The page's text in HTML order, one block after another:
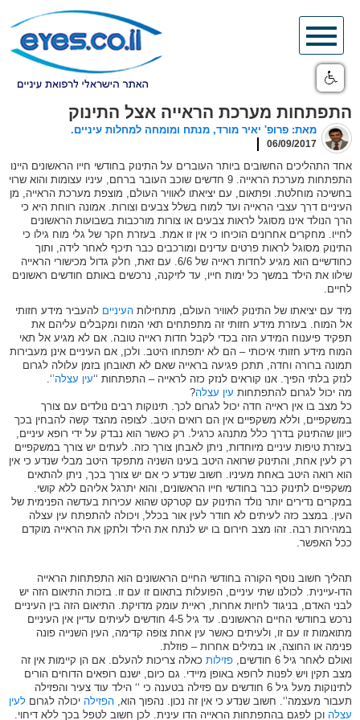
Skip
content
התפתחות מערכת הראייה אצל התינוק
מאת: פרופ' יאיר מורד, מנתח ומומחה למחלות עיניים.
06/09/2017
אחד התהליכים החשובים ביותר העוברים על התינוק בחודשי חייו הראשונים היינו
התפתחות מערכת הראייה. 9 חדשים שוכב העובר ברחם, עיניו עצומות והוא שרוי
בחשיכה מוחלטת. ופתאום, עם יציאתו לאוויר העולם, מוצפת מערכת הראייה, מן
העיניים דרך עצבי הראייה ועד למוח בשלל צבעים וצורות. אמונה רווחת היא כי
הרך הנולד אינו מסוגל לראות צבעים או צורות מורכבות בשבועות הראשונים
לחייו. מחקרים אחרונים הוכיחו כי אין זו אמת. בעזרת חקר של גלי מוח גילו כי
התינוק מסוגל לראות פרטים עדינים ומורכבים כבר תיכף לאחר לידה, ותוך
כחודשיים הוא מגיע לחדות ראייה של 6/6. עם זאת, חלק גדול מכישורי הראייה
שילוו את הילד במשך כל ימות חייו, עד לזיקנה, נרכשים באותם חודשים ראשונים
לחיים.
מיד עם יציאתו של התינוק לאוויר העולם, מתחילות העיניים להעביר מידע חזותי
אל המוח. בעזרת מידע חזותי זה מתפתחים תאי המוח ומקבלים עליהם את
תפקיד פיענוח המידע הזה בכדי לקבל חדות ראייה טובה. אם לא מגיע אל תאי
המוח מידע חזותי איכותי – הם לא יתפתחו היטב. ולכן, אם העיניים אינן מעבירות
תמונה ברורה וחדה, תתכן פגיעה בראייה שאם לא תאובחן בזמן עלולה לגרום
לנזק בלתי הפיך. אנו קוראים לנזק כזה לראייה – התפתחות ‘‘עין עצלה’‘.
מה יכול לגרום להתפתחות עין עצלה?
כל מצב בו אין ראייה חדה יכול לגרום לכך. תינוקות רבים נולדים עם צורך
במשקפיים, וללא משקפיים אין הם רואים היטב. לצופה מהצד קשה להבחין בכך
כיוון שהתינוק בדרך כלל מתנהג כרגיל. רק כאשר הוא נבדק על ידי רופא עיניים,
בעזרת טיפות עיניים מיוחדות, ניתן לאבחן צורך כזה. לעתים יש צורך במשקפיים
רק לעין אחת, והתינוק שרואה היטב בעינו השניה מתפקד היטב מבלי שנדע כי אין
הוא רואה היטב באחת מעיניו. חשוב שנדע כי אם יש צורך בכך, ניתן להתאים
משקפיים לתינוק כבר בחודשי חייו הראשונים, והוא יתרגל אליהם ללא קושי.
במקרים נדירים יותר נולד התינוק עם קטרקט שהוא עכירות בעדשה הפנימית של
העין. במצב כזה לעיתים לא חודר לעין אור בכלל, ויכולה להתפתח עין עצלה
במהירות רבה. זהו מצב חירום בו יש לנתח את הילד ולתקן את הראייה מוקדם
ככל האפשר.
תהליך חשוב נוסף הקורה בחודשי החיים הראשונים הוא התפתחות הראייה
הדו-עיינית. לכולנו שתי עיניים, הפועלות בתאום זו עם זו. בזכות התיאום הזה יש
לבני האדם, בניגוד לחיות אחרות, ראיית עומק מדויקת. התיאום הזה בין העיניים
נרכש בחודשי החיים הראשונים. עד גיל 4-5 חודשים לעיתים עדיין אין העיניים
מתואמות זו עם זו, ולעיתים כאשר עין אחת צופה קדימה, העין השנייה פונה
פנימה או החוצה, או במילים אחרות – פוזלת.
ואולם לאחר גיל 6 חודשים,
פזילות כאלה צריכות להעלם. אם הן קיימות אין זה
מצב תקין ויש לפנות לרופא באופן מיידי. גם כיום, ישנם רופאים הדוחים הורים
לתינוקות מעל גיל 6 חודשים עם פזילה בטענה כי ‘‘ הילד עוד צעיר והפזילה
תעבור מעצמה’‘. חשוב שנדע כי אין זה נכון. נהפוך הוא, הפזילה יכולה לגרום לעין
עצלה וכן לפגם בהתפתחות הראייה הדו עינית. לכן חשוב לטפל בכך ללא דיחוי.